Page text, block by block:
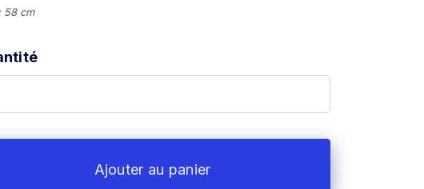
58 cm
Ajouter au panier